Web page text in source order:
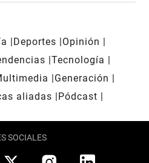
Deportes
Opinión
Tecnología
Generación
aliadas
Pódcast
SOCIALES